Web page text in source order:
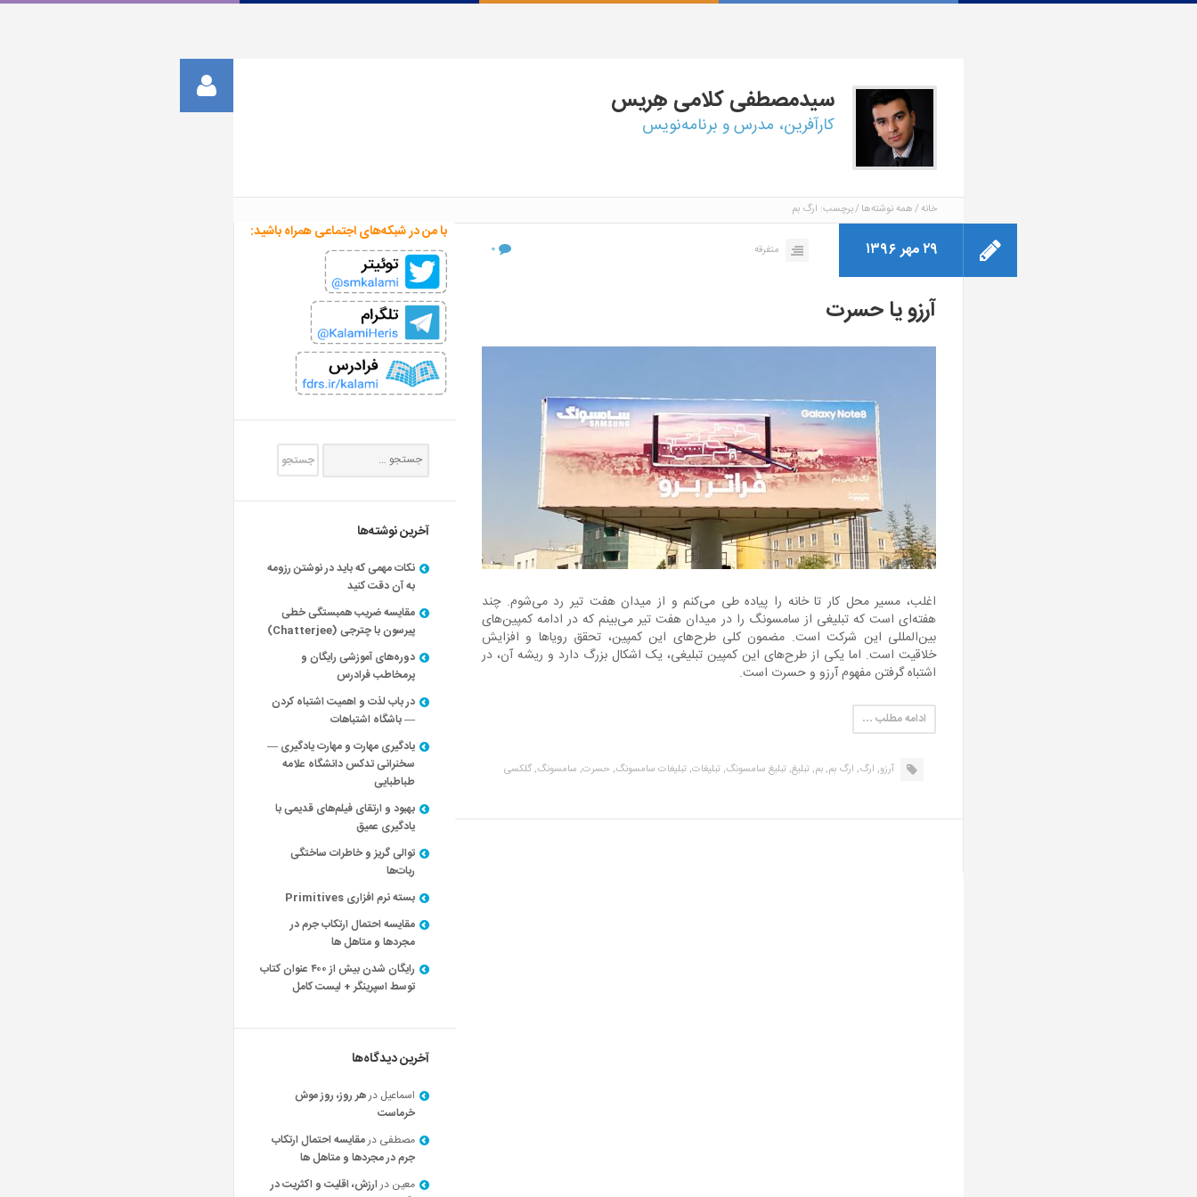
سیدمصطفیکلامی هِریس
کارآفرین، مدرس و برنامه‌نویس
خانه همه نوشته‌ها برچسب: ارگ بم
۲۹ مهر ۱۳۹۶ متفرقه ۰
آرزو یا حسرت
اغلب، مسیر محل کار تا خانه را پیاده طی می‌کنم و از میدان هفت تیر رد می‌شوم. چند
هفته‌ای است که تبلیغی از سامسونگ را در میدان هفت تیر می‌بینم که در ادامه کمپین‌های
بین‌المللی این شرکت است. مضمون کلی طرح‌های این کمپین، تحقق رویاها و افزایش
خلاقیت است. اما یکی از طرح‌های این کمپین تبلیغی، یک اشکال بزرگ دارد و ریشه آن، در
اشتباه گرفتن مفهوم آرزو و حسرت است.
ادامه مطلب …
آرزو, ارگ, ارگ بم,بم,تبلیغ,تبلیغ سامسونگ,تبلیغات,تبلیغات سامسونگ, حسرت, سامسونگ,گلکسی
با من در شبکه‌های اجتماعی همراه باشید:
آخرین نوشته‌ها
نکات مهمی که باید در نوشتن رزومه
به آن دقت کنید
مقایسه ضریب همبستگی خطی
پیرسون با چترجی (Chatterjee)
دوره‌های آموزشی رایگان و
پرمخاطب فرادرس
در باب لذت و اهمیت اشتباه کردن
— باشگاه اشتباهات
یادگیری مهارت و مهارت یادگیری —
سخنرانی تدکس دانشگاه علامه
طباطبایی
بهبود و ارتقای فیلم‌های قدیمی با
یادگیری عمیق
توالی گریز و خاطرات ساختگی
ربات‌ها
بسته نرم افزاری Primitives
مقایسه احتمال ارتکاب جرم در
مجردها و متاهل ها
رایگان شدن بیش از ۴۰۰ عنوان کتاب
توسط اسپرینگر + لیست کامل
آخرین دیدگاه‌ها
اسماعیل درهر روز، روز موش
خرماست
مصطفی درمقایسه احتمال ارتکاب
جرم در مجردها و متاهل ها
معین درارزش، اقلیت و اکثریت در